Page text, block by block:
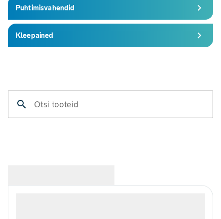
Puhtimisvahendid chevron_right
Kleepained chevron_right
search Otsi tooteid